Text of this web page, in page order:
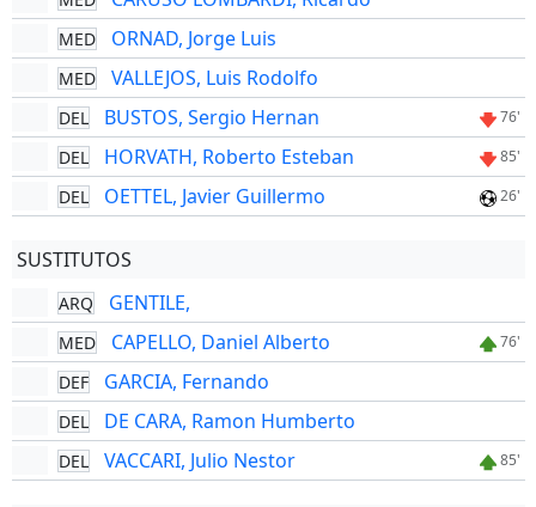
MED ORNAD, Jorge Luis
MED VALLEJOS, Luis Rodolfo
DEL BUSTOS, Sergio Hernan 76'
DEL HORVATH, Roberto Esteban 85'
DEL OETTEL, Javier Guillermo 26'
SUSTITUTOS
ARQ GENTILE,
MED CAPELLO, Daniel Alberto 76'
DEF GARCIA, Fernando
DEL DE CARA, Ramon Humberto
DEL VACCARI, Julio Nestor 85'